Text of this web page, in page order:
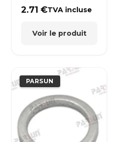
2.71€TVA incluse
Voir le produit
PARSUN